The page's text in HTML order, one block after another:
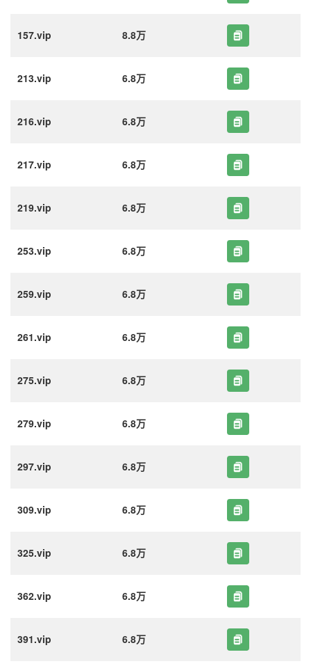
157.vip 8.8万
213.vip 6.8万
216.vip 6.8万
217.vip 6.8万
219.vip 6.8万
253.vip 6.8万
259.vip 6.8万
261.vip 6.8万
275.vip 6.8万
279.vip 6.8万
297.vip 6.8万
309.vip 6.8万
325.vip 6.8万
362.vip 6.8万
391.vip 6.8万